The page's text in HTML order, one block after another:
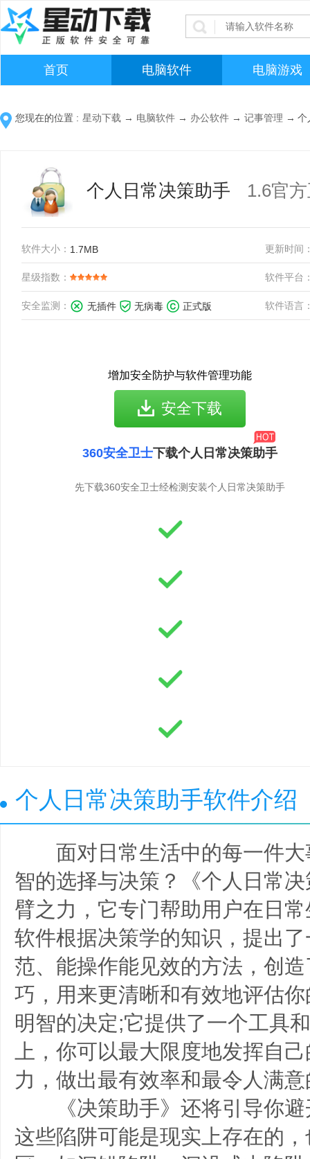
首页 电脑软件 电脑游戏
您现在的位置 : 星动下载 → 电脑软件 → 办公软件 → 记事管理 → 个
个人日常决策助手 1.6官
软件大小： 1.7MB 更新时间
星级指数： 软件平台
安全监测： 无插件 无病毒 正式版 软件语言
增加安全防护与软件管理功能
安全下载
360安全卫士下载个人日常决策助手
先下载360安全卫士经检测安装个人日常决策助手
个人日常决策助手软件介绍
面对日常生活中的每一件大
智的选择与决策？《个人日常
臂之力，它专门帮助用户在日
软件根据决策学的知识，提出
范、能操作能见效的方法，创
巧，用来更清晰和有效地评估
明智的决定;它提供了一个工具
上，你可以最大限度地发挥自
力，做出最有效率和最令人满
《决策助手》还将引导你避
这些陷阱可能是现实上存在的